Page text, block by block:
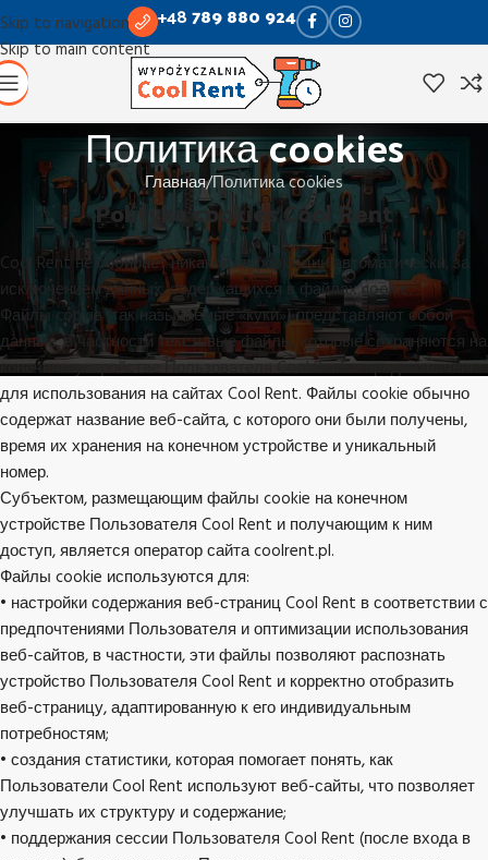
Skip to navigation
Skip to main content
+48789 880 924
Политика cookies
Главная Политика cookies
Polityka cookies Cool Rent
Cool Rent не собирает никакой информации автоматически, за
исключением данных, содержащихся в файлах cookie.
Файлы cookie (так называемые «куки») представляют собой
данные, в частности текстовые файлы, которые сохраняются на
конечном устройстве Пользователя Cool Rent и предназначены
для использования на сайтах Cool Rent. Файлы cookie обычно
содержат название веб-сайта, с которого они были получены,
время их хранения на конечном устройстве и уникальный
номер.
Субъектом, размещающим файлы cookie на конечном
устройстве Пользователя Cool Rent и получающим к ним
доступ, является оператор сайта coolrent.pl.
Файлы cookie используются для:
• настройки содержания веб-страниц Cool Rent в соответствии с
предпочтениями Пользователя и оптимизации использования
веб-сайтов, в частности, эти файлы позволяют распознать
устройство Пользователя Cool Rent и корректно отобразить
веб-страницу, адаптированную к его индивидуальным
потребностям;
• создания статистики, которая помогает понять, как
Пользователи Cool Rent используют веб-сайты, что позволяет
улучшать их структуру и содержание;
• поддержания сессии Пользователя Cool Rent (после входа в